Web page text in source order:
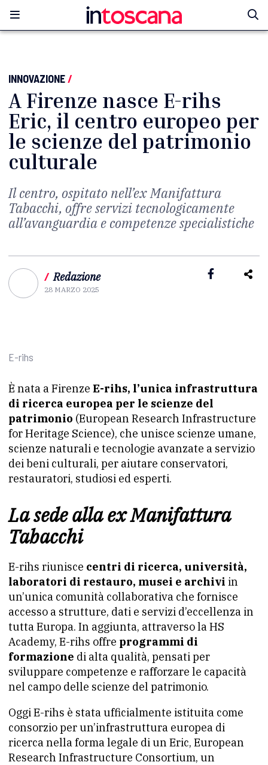
INNOVAZIONE/
A Firenze nasce E-rihs
Eric, il centro europeo per
le scienze del patrimonio
culturale
Il centro, ospitato nell’ex Manifattura
Tabacchi, offre servizi tecnologicamente
all’avanguardia e competenze specialistiche
/ Redazione
28 MARZO 2025
E-rihs
È nata a Firenze E-rihs, l’unica infrastruttura
di ricerca europea per le scienze del
patrimonio (European Research Infrastructure
for Heritage Science), che unisce scienze umane,
scienze naturali e tecnologie avanzate a servizio
dei beni culturali, per aiutare conservatori,
restauratori, studiosi ed esperti.
La sede alla ex Manifattura
Tabacchi
E-rihs riunisce centri di ricerca, università,
laboratori di restauro, musei e archivi in
un’unica comunità collaborativa che fornisce
accesso a strutture, dati e servizi d’eccellenza in
tutta Europa. In aggiunta, attraverso la HS
Academy, E-rihs offre programmi di
formazione di alta qualità, pensati per
sviluppare competenze e rafforzare le capacità
nel campo delle scienze del patrimonio.
Oggi E-rihs è stata ufficialmente istituita come
consorzio per un’infrastruttura europea di
ricerca nella forma legale di un Eric, European
Research Infrastructure Consortium, un